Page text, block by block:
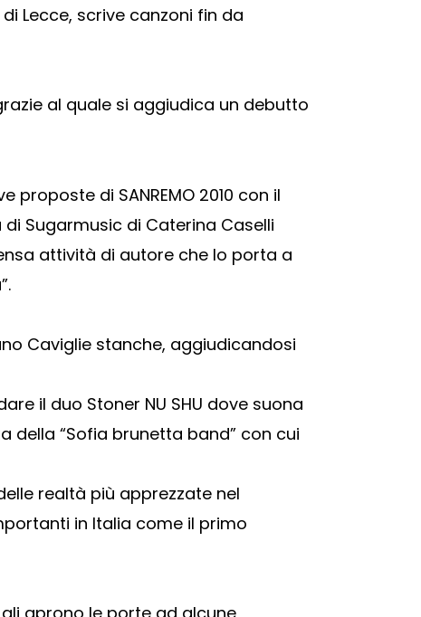
Lecce, scrive canzoni fin da
al quale si aggiudica un debutto
di SANREMO 2010 con il
di Sugarmusic di Caterina Caselli
attività di autore che lo porta a
Caviglie stanche, aggiudicandosi
il duo Stoner NU SHU dove suona
della “Sofia brunetta band” con cui
realtà più apprezzate nel
in Italia come il primo